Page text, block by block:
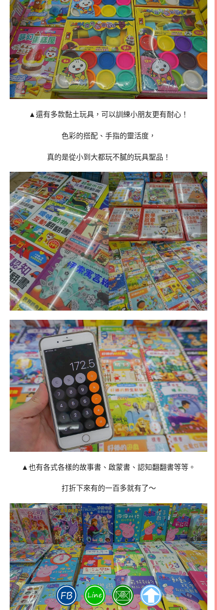
▲還有多款黏土玩具，可以訓練小朋友更有耐心！
色彩的搭配、手指的靈活度，
真的是從小到大都玩不膩的玩具聖品！
▲也有各式各樣的故事書、啟蒙書、認知翻翻書等等。
打折下來有的一百多就有了～